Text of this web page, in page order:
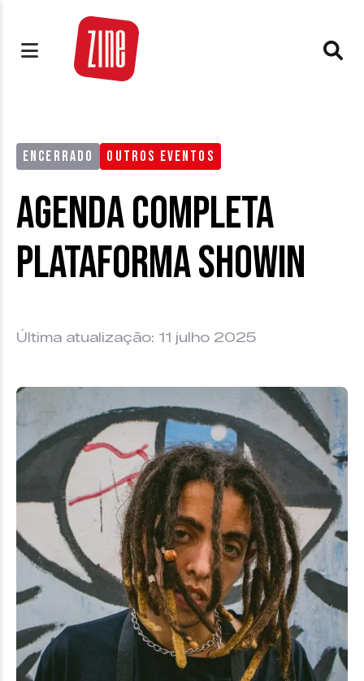
ENCERRADO OUTROS EVENTOS
Agenda Completa
Plataforma ShowIn
Última atualização: 11 julho 2025